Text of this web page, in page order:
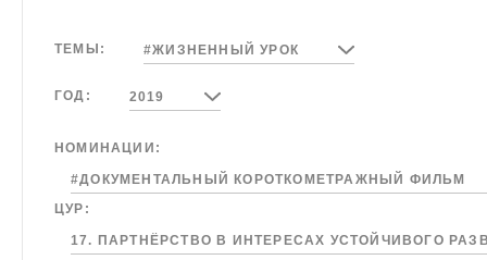
ТЕМЫ: #ЖИЗНЕННЫЙ УРОК
ГОД: 2019
НОМИНАЦИИ:
#ДОКУМЕНТАЛЬНЫЙ КОРОТКОМЕТРАЖНЫЙ ФИЛЬМ
ЦУР:
17. ПАРТНЁРСТВО В ИНТЕРЕСАХ УСТОЙЧИВОГО